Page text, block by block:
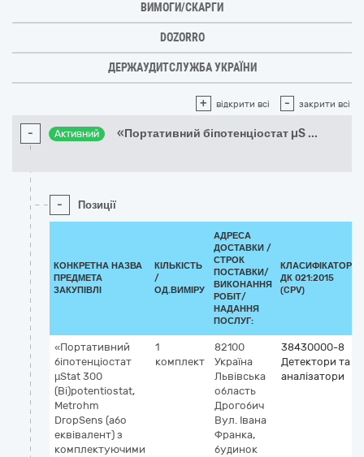
ВИМОГИ/СКАРГИ
DOZORRO
ДЕРЖАУДИТСЛУЖБА УКРАЇНИ
+ відкрити всі - закрити всі
- Активний «Портативний біпотенціостат µS ...
- Позиції
КОНКРЕТНА НАЗВА
ПРЕДМЕТА
ЗАКУПІВЛІ
КІЛЬКІСТЬ
/
ОД.ВИМІРУ
АДРЕСА
ДОСТАВКИ /
СТРОК
ПОСТАВКИ/
ВИКОНАННЯ
РОБІТ/
НАДАННЯ
ПОСЛУГ:
КЛАСИФІКАТОР
ДК 021:2015
(CPV)
«Портативний
біпотенціостат
µStat 300
(Bi)potentiostat,
Metrohm
DropSens (або
еквівалент) з
комплектуючими
1
комплект
82100
Україна
Львівська
область
Дрогобич
Вул. Івана
Франка,
будинок
38430000-8
Детектори та
аналізатори